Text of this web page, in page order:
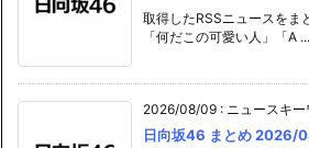
取得したRSSニュースをま
「何だこの可愛い人」「A ...
2026/08/09 ニュースキ
日向坂46 まとめ 2026/